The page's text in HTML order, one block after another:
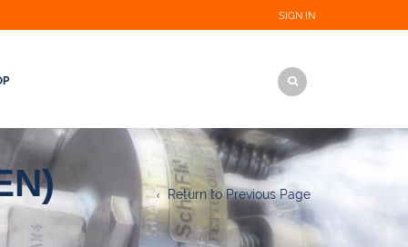
SIGN IN
Return to Previous Page